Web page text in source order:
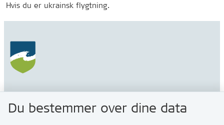
Hvis du er ukrainsk flygtning.
Du bestemmer over dine data